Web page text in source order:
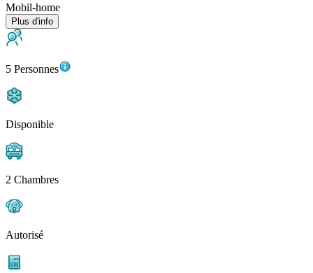
Mobil-home
Plus d'info
5 Personnes
Disponible
2 Chambres
Autorisé